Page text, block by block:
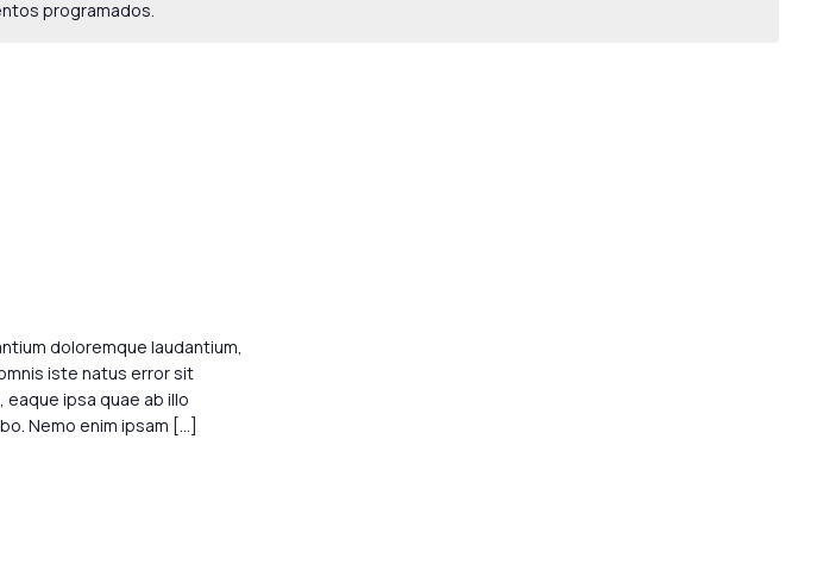
programados.
doloremque laudantium,
iste natus error sit
ipsa quae ab illo
Nemo enim ipsam […]